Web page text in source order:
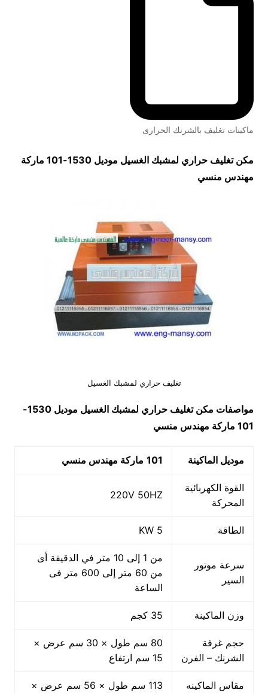
ماكينات تغليف بالشرنك الحرارى
مكن تغليف حراري لمشبك الغسيل موديل 1530-101 ماركة
مهندس منسي
تغليف حراري لمشبك الغسيل
مواصفات مكن تغليف حراري لمشبك الغسيل موديل 1530-
101 ماركة مهندس منسي
موديل الماكينة 101 ماركة مهندس منسي
القوة الكهربائية
المحركة
220V 50HZ
الطاقة 5 KW
سرعة موتور
السير
من 1 إلى 10 متر في الدقيقة أى
من 60 متر إلى 600 متر فى
الساعة
وزن الماكينة 35 كجم
حجم غرفة
الشرنك – الفرن
80 سم طول × 30 سم عرض ×
15 سم ارتفاع
مقاس الماكينه
113 سم طول × 56 سم عرض ×